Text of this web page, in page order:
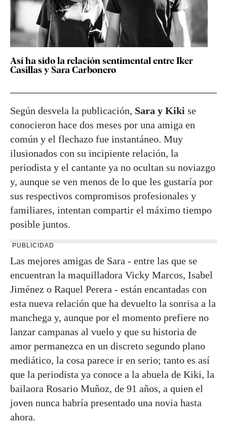
Así ha sido la relación sentimental entre Iker
Casillas y Sara Carbonero
Según desvela la publicación, Sara y Kiki se
conocieron hace dos meses por una amiga en
común y el flechazo fue instantáneo. Muy
ilusionados con su incipiente relación, la
periodista y el cantante ya no ocultan su noviazgo
y, aunque se ven menos de lo que les gustaría por
sus respectivos compromisos profesionales y
familiares, intentan compartir el máximo tiempo
posible juntos.
PUBLICIDAD
Las mejores amigas de Sara - entre las que se
encuentran la maquilladora Vicky Marcos, Isabel
Jiménez o Raquel Perera - están encantadas con
esta nueva relación que ha devuelto la sonrisa a la
manchega y, aunque por el momento prefiere no
lanzar campanas al vuelo y que su historia de
amor permanezca en un discreto segundo plano
mediático, la cosa parece ir en serio; tanto es así
que la periodista ya conoce a la abuela de Kiki, la
bailaora Rosario Muñoz, de 91 años, a quien el
joven nunca habría presentado una novia hasta
ahora.